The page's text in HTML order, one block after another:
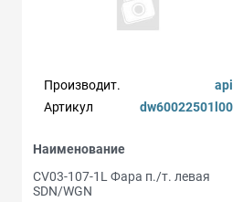
Производит.
api
Артикул
dw60022501l00
Наименование
CV03-107-1L Фара п./т. левая
SDN/WGN